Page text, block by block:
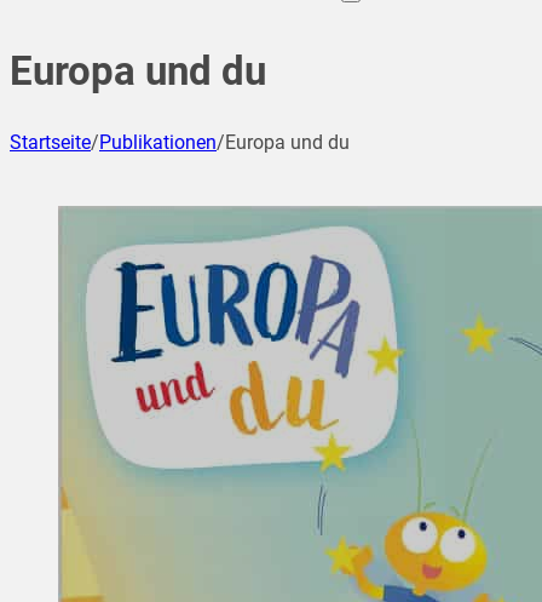
Europa und du
Startseite/Publikationen/Europa und du